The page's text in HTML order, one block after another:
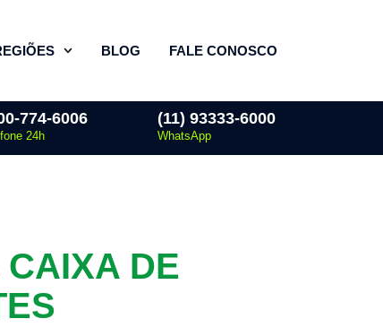
BLOG FALE CONOSCO
774-6006
24h
(11) 93333-6000
WhatsApp
CAIXA DE